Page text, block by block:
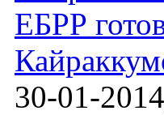
ЕБРР
30-01-